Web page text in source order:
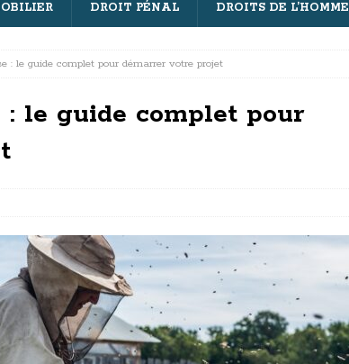
DROIT PÉNAL DROITS DE L’HOMME
: le guide complet pour démarrer votre projet
: le guide complet pour